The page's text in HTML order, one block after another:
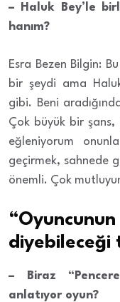
– Haluk Bey’le
hanım?
Esra Bezen Bilgin:
bir şeydi ama
gibi. Beni
Çok büyük bir
eğleniyorum
geçirmek, sahnede
önemli. Çok
– Biraz
anlatıyor oyun?